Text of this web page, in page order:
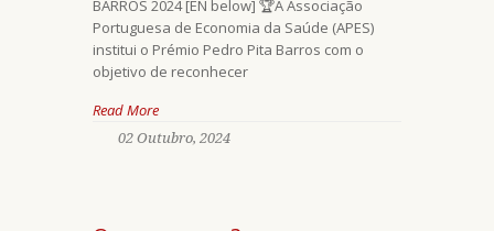
BARROS 2024 [EN below] 🏆A Associação
Portuguesa de Economia da Saúde (APES)
institui o Prémio Pedro Pita Barros com o
objetivo de reconhecer
Read More
02 Outubro, 2024